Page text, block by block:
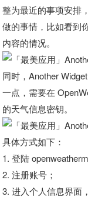
整为最近的事项安排
做的事情，比如看到
内容的情况。
同时，Another
一点，需要在
的天气信息密钥。
具体方式如下：
1. 登陆
2. 注册账号；
3. 进入个人信息界面